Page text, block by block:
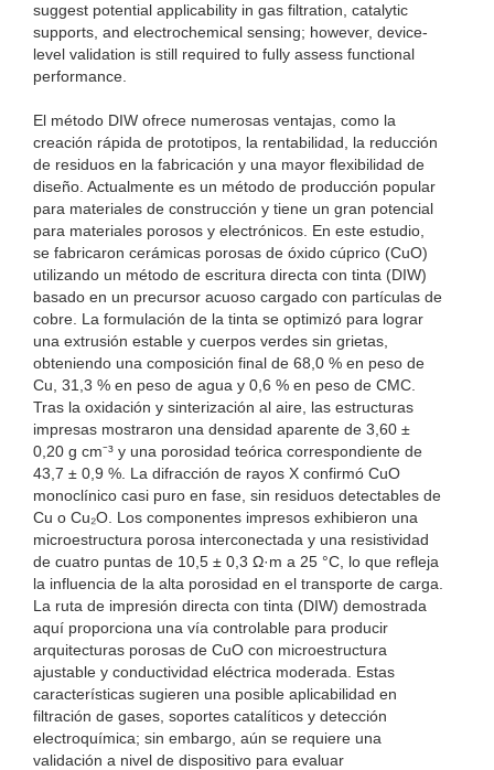
suggest potential applicability in gas filtration, catalytic
supports, and electrochemical sensing; however, device-
level validation is still required to fully assess functional
performance.
El método DIW ofrece numerosas ventajas, como la
creación rápida de prototipos, la rentabilidad, la reducción
de residuos en la fabricación y una mayor flexibilidad de
diseño. Actualmente es un método de producción popular
para materiales de construcción y tiene un gran potencial
para materiales porosos y electrónicos. En este estudio,
se fabricaron cerámicas porosas de óxido cúprico (CuO)
utilizando un método de escritura directa con tinta (DIW)
basado en un precursor acuoso cargado con partículas de
cobre. La formulación de la tinta se optimizó para lograr
una extrusión estable y cuerpos verdes sin grietas,
obteniendo una composición final de 68,0 % en peso de
Cu, 31,3 % en peso de agua y 0,6 % en peso de CMC.
Tras la oxidación y sinterización al aire, las estructuras
impresas mostraron una densidad aparente de 3,60 ±
0,20 g cm⁻³ y una porosidad teórica correspondiente de
43,7 ± 0,9 %. La difracción de rayos X confirmó CuO
monoclínico casi puro en fase, sin residuos detectables de
Cu o Cu₂O. Los componentes impresos exhibieron una
microestructura porosa interconectada y una resistividad
de cuatro puntas de 10,5 ± 0,3 Ω·m a 25 °C, lo que refleja
la influencia de la alta porosidad en el transporte de carga.
La ruta de impresión directa con tinta (DIW) demostrada
aquí proporciona una vía controlable para producir
arquitecturas porosas de CuO con microestructura
ajustable y conductividad eléctrica moderada. Estas
características sugieren una posible aplicabilidad en
filtración de gases, soportes catalíticos y detección
electroquímica; sin embargo, aún se requiere una
validación a nivel de dispositivo para evaluar